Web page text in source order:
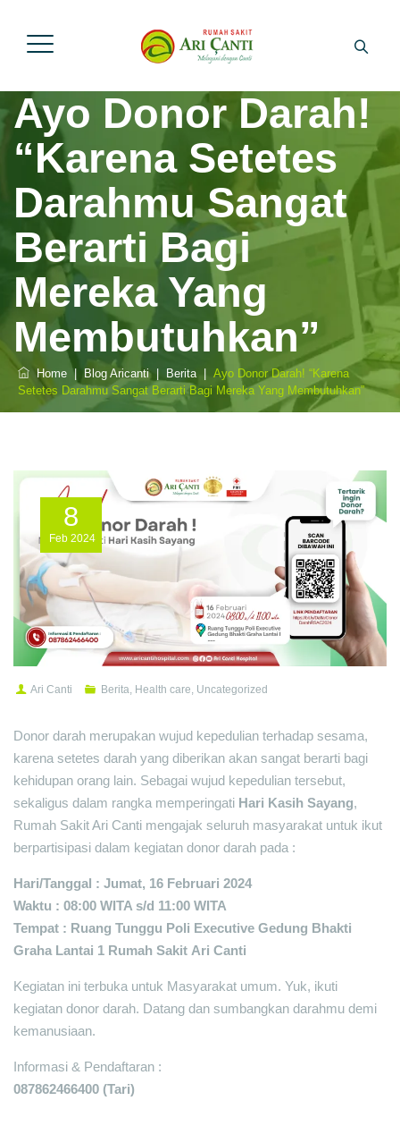
Ayo Donor Darah!
“Karena Setetes
Darahmu Sangat
Berarti Bagi
Mereka Yang
Membutuhkan”
Home | Blog Aricanti| Berita| Ayo Donor Darah! “Karena
Setetes Darahmu Sangat Berarti Bagi Mereka Yang Membutuhkan”
8
Feb 2024
Ari Canti Berita Health care Uncategorized
Donor darah merupakan wujud kepedulian terhadap sesama,
karena setetes darah yang diberikan akan sangat berarti bagi
kehidupan orang lain. Sebagai wujud kepedulian tersebut,
sekaligus dalam rangka memperingati Hari Kasih Sayang,
Rumah Sakit Ari Canti mengajak seluruh masyarakat untuk ikut
berpartisipasi dalam kegiatan donor darah pada :
Hari/Tanggal : Jumat, 16 Februari 2024
Waktu : 08:00 WITA s/d 11:00 WITA
Tempat : Ruang Tunggu Poli Executive Gedung Bhakti
Graha Lantai 1 Rumah Sakit Ari Canti
Kegiatan ini terbuka untuk Masyarakat umum. Yuk, ikuti
kegiatan donor darah. Datang dan sumbangkan darahmu demi
kemanusiaan.
Informasi & Pendaftaran :
087862466400 (Tari)